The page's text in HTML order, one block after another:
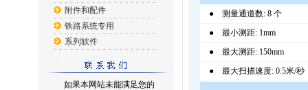
附件和配件
铁路系统专用
系列软件
如果本网站未能满足您的
● 测量通道数: 8 个
● 最小测距: 1mm
● 最大测距: 150mm
● 最大扫描速度: 0.5米/秒